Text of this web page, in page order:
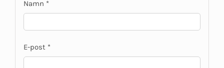
Namn *
E-post *